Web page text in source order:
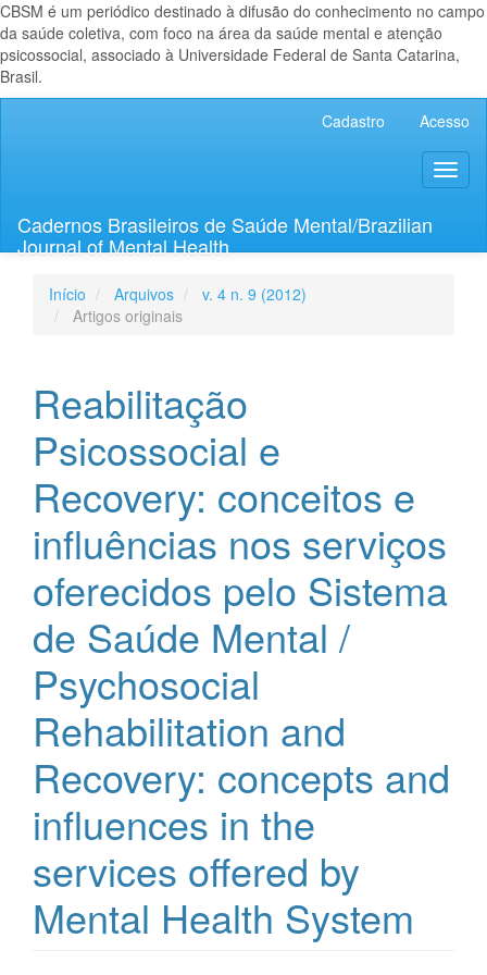
CBSM é um periódico destinado à difusão do conhecimento no campo
da saúde coletiva, com foco na área da saúde mental e atenção
psicossocial, associado à Universidade Federal de Santa Catarina,
Brasil.
Lateral
Cadastro Acesso
Cadernos Brasileiros de Saúde Mental/Brazilian
Journal of Mental Health
Início Arquivos
v. 4 n. 9 (2012)
Artigos originais
Reabilitação
Psicossocial e
Recovery: conceitos e
influências nos serviços
oferecidos pelo Sistema
de Saúde Mental /
Psychosocial
Rehabilitation and
Recovery: concepts and
influences in the
services offered by
Mental Health System